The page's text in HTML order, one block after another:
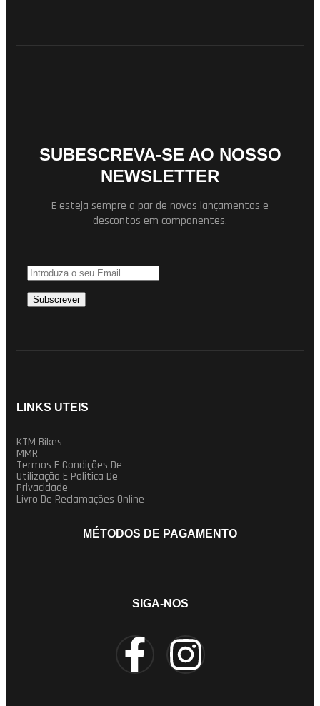
SUBESCREVA-SE AO NOSSO
NEWSLETTER
E esteja sempre a par de novos lançamentos e
descontos em componentes.
LINKS UTEIS
KTM Bikes
MMR
Termos E Condições De
Utilização E Politica De
Privacidade
Livro De Reclamações Online
MÉTODOS DE PAGAMENTO
SIGA-NOS